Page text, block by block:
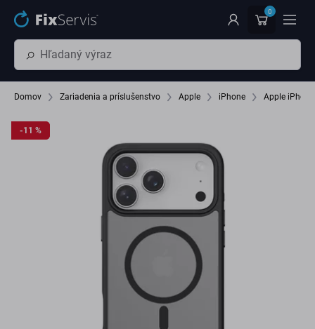
Preskočiť na hlavný obsah 0
Domov Zariadenia a príslušenstvo Apple iPhone Apple
-11 %
-11 %